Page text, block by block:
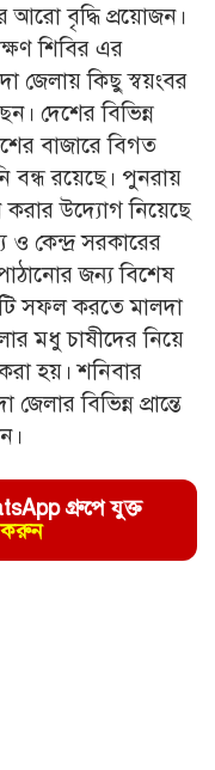
আরো বৃদ্ধি প্রয়োজন।
শিবির এর
জেলায় কিছু স্বয়ংবর
দেশের বিভিন্ন
বাজারে বিগত
বন্ধ রয়েছে। পুনরায়
করার উদ্যোগ নিয়েছে
ও কেন্দ্র সরকারের
জন্য বিশেষ
সফল করতে মালদা
মধু চাষীদের নিয়ে
হয়। শনিবার
বিভিন্ন প্রান্তে
গ্রুপে যুক্ত
করুন